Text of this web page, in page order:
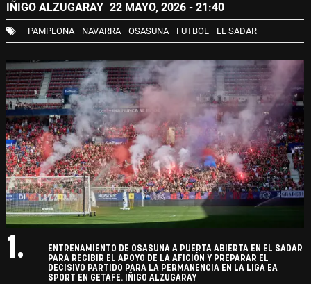
IÑIGO ALZUGARAY 22 MAYO, 2026 - 21:40
PAMPLONA NAVARRA OSASUNA FUTBOL EL SADAR
1.
ENTRENAMIENTO DE OSASUNA A PUERTA ABIERTA EN EL SADAR
PARA RECIBIR EL APOYO DE LA AFICIÓN Y PREPARAR EL
DECISIVO PARTIDO PARA LA PERMANENCIA EN LA LIGA EA
SPORT EN GETAFE. IÑIGO ALZUGARAY